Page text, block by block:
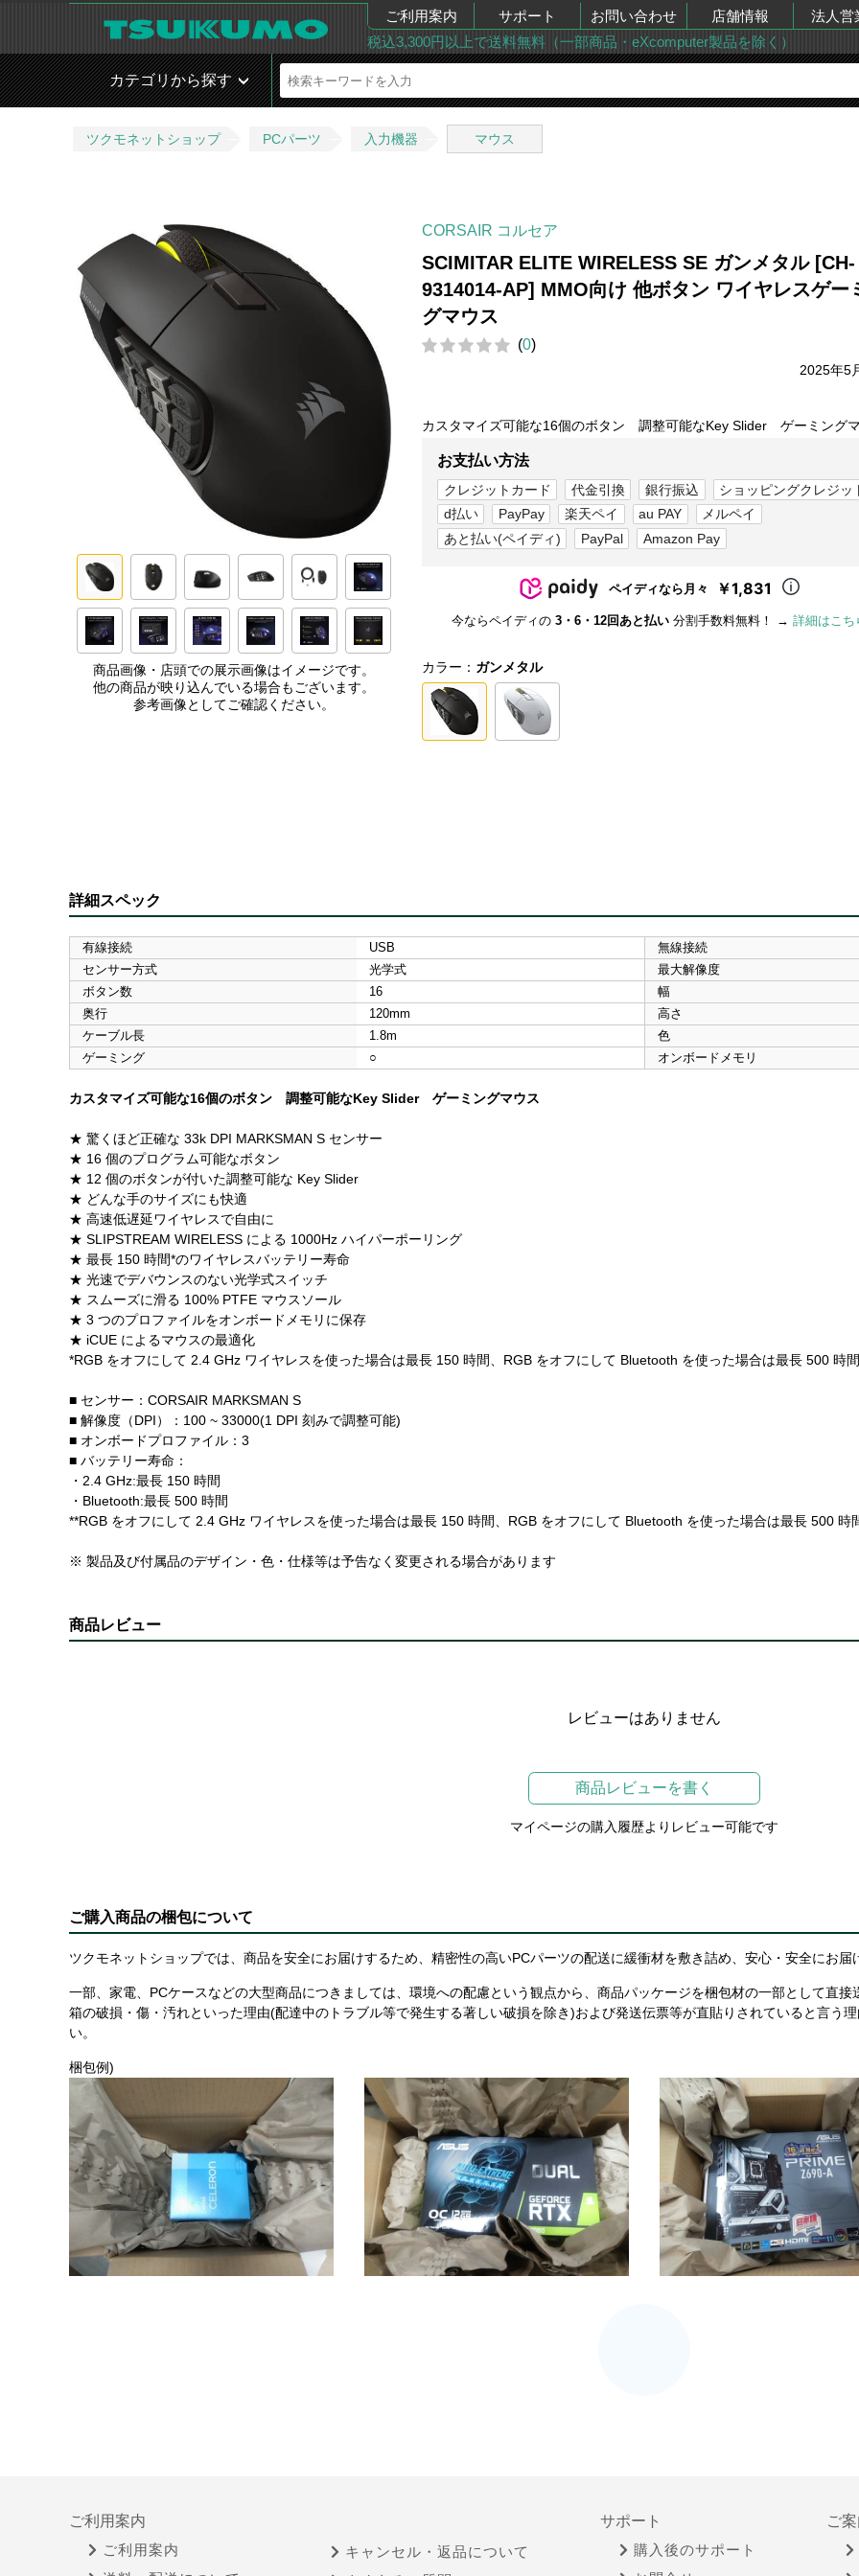
ご利用案内 サポート お問い合わせ 店舗情報 法人営
税込3,300円以上で送料無料（一部商品・eXcomputer製品を除く）
カテゴリから探す
ツクモネットショップ PCパーツ 入力機器 マウス
商品画像・店頭での展示画像はイメージです。
他の商品が映り込んでいる場合もございます。
参考画像としてご確認ください。
CORSAIR コルセア
SCIMITAR ELITE WIRELESS SE ガンメタル [CH-
9314014-AP] MMO向け 他ボタン ワイヤレスゲー
グマウス
(0)
2025年5
カスタマイズ可能な16個のボタン 調整可能なKey Slider ゲーミング
お支払い方法
クレジットカード 代金引換 銀行振込
ショッピングクレジッ
d払い
PayPay 楽天ペイ au PAY
メルペイ
あと払い(ペイディ)
PayPal Amazon Pay
ペイディなら月々 ￥1,831
今ならペイディの 3・6・12回あと払い 分割手数料無料！ → 詳細はこち
カラー： ガンメタル
詳細スペック
有線接続 USB 無線接続
センサー方式
光学式 最大解像度
ボタン数
16 幅
奥行
120mm 高さ
ケーブル長
1.8m 色
ゲーミング
○ オンボードメモリ
カスタマイズ可能な16個のボタン 調整可能なKey Slider ゲーミングマウス
★ 驚くほど正確な 33k DPI MARKSMAN S センサー
★ 16 個のプログラム可能なボタン
★ 12 個のボタンが付いた調整可能な Key Slider
★ どんな手のサイズにも快適
★ 高速低遅延ワイヤレスで自由に
★ SLIPSTREAM WIRELESS による 1000Hz ハイパーポーリング
★ 最長 150 時間*のワイヤレスバッテリー寿命
★ 光速でデバウンスのない光学式スイッチ
★ スムーズに滑る 100% PTFE マウスソール
★ 3 つのプロファイルをオンボードメモリに保存
★ iCUE によるマウスの最適化
*RGB をオフにして 2.4 GHz ワイヤレスを使った場合は最長 150 時間、RGB をオフにして Bluetooth を使った場合は最長 500 時間
■ センサー：CORSAIR MARKSMAN S
■ 解像度（DPI）：100 ~ 33000(1 DPI 刻みで調整可能)
■ オンボードプロファイル：3
■ バッテリー寿命：
・2.4 GHz:最長 150 時間
・Bluetooth:最長 500 時間
**RGB をオフにして 2.4 GHz ワイヤレスを使った場合は最長 150 時間、RGB をオフにして Bluetooth を使った場合は最長 500 時
※ 製品及び付属品のデザイン・色・仕様等は予告なく変更される場合があります
商品レビュー
レビューはありません
商品レビューを書く
マイページの購入履歴よりレビュー可能です
ご購入商品の梱包について
ツクモネットショップでは、商品を安全にお届けするため、精密性の高いPCパーツの配送に緩衝材を敷き詰め、安心・安全にお届
一部、家電、PCケースなどの大型商品につきましては、環境への配慮という観点から、商品パッケージを梱包材の一部として直
箱の破損・傷・汚れといった理由(配達中のトラブル等で発生する著しい破損を除き)および発送伝票等が直貼りされていると言う
い。
梱包例)
ご利用案内
ご利用案内
キャンセル・返品について
サポート
購入後のサポート
ご